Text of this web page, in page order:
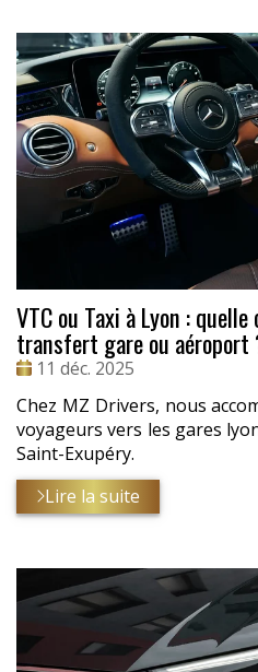
VTC ou Taxi à Lyon :
transfert gare ou aéroport
Date
11 déc. 2025
Chez MZ Drivers, nous
voyageurs vers les gares
Saint-Exupéry.
Lire la suite